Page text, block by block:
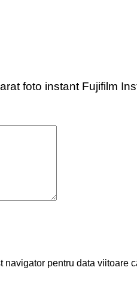
foto instant Fujifilm
pentru data viitoare